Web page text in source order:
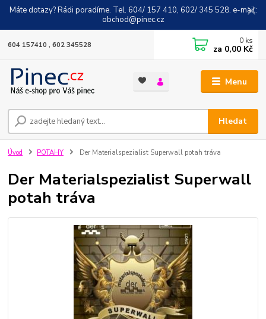
Máte dotazy? Rádi poradíme. Tel. 604/ 157 410, 602/ 345 528. e-mail:
obchod@pinec.cz
Menu
Hledat
604 157410 , 602 345528 0 ks
za 0,00 Kč
Úvod POTAHY Der Materialspezialist Superwall potah tráva
Der Materialspezialist Superwall
potah tráva